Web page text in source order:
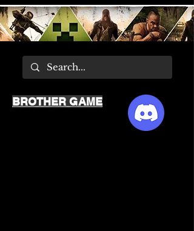
BROTHER GAME